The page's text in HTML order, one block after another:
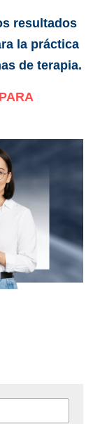
resultados
la práctica
de terapia.